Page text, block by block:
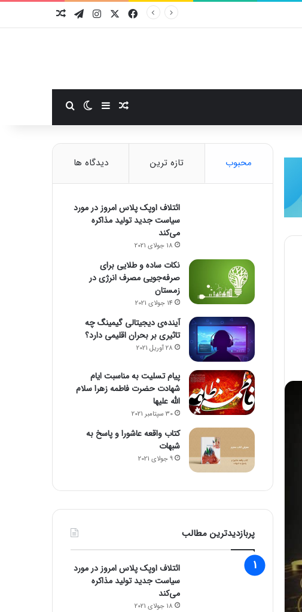
فیسبوکایکس اینستاگرام
تلگرام
نوشته تصادفی
سایدبارتغییر پوسته
محبوب تازه ترین دیدگاه ها
ائتلاف اوپک پلاس امروز در مورد
سیاست جدید تولید مذاکره
می‌کند
18 جولای 2021
نکات ساده و طلایی برای
صرفه‌جویی مصرف انرژی در
زمستان
14 جولای 2021
آینده‌ی دیجیتالی گیمینگ چه
تاثیری بر بحران اقلیمی دارد؟
28 آوریل 2021
پیام تسلیت به مناسبت ایام
شهادت حضرت فاطمه زهرا سلام
الله علیها
30 سپتامبر 2021
کتاب واقعه عاشورا و پاسخ به
شبهات
9 جولای 2021
پربازدیدترین مطالب
ائتلاف اوپک پلاس امروز در مورد
سیاست جدید تولید مذاکره
می‌کند
18 جولای 2021